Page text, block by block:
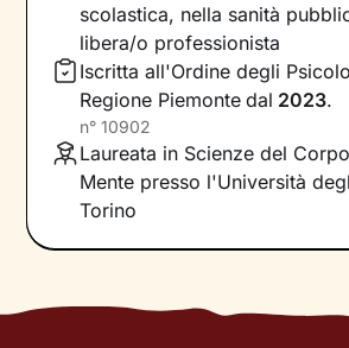
Il mio compito sarà quello di
questo processo, aiutandoti
diventare
consapevole di tutto
influenza l’interpretazione degli
vita. Ti insegnerò apotenziare le
acquisire nuove abilità e
specifici, attraverso
esercizi e
montagna. Le tuemodalità di
sono gli strumenti necessari per
scolastica, nella sanità
libera/o professionista
Iscritta all'Ordine degli
Regione Piemonte dal 2023.
n° 10902
Laureata in Scienze del
Mente presso l'Università
Torino